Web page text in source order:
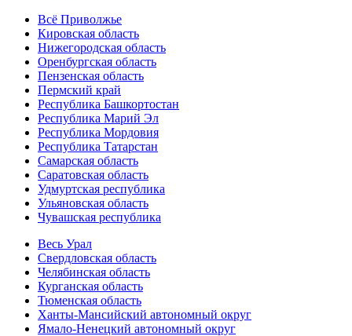
Всё Приволжье
Кировская область
Нижегородская область
Оренбургская область
Пензенская область
Пермский край
Республика Башкортостан
Республика Марий Эл
Республика Мордовия
Республика Татарстан
Самарская область
Саратовская область
Удмуртская республика
Ульяновская область
Чувашская республика
Весь Урал
Свердловская область
Челябинская область
Курганская область
Тюменская область
Ханты-Мансийский автономный округ
Ямало-Ненецкий автономный округ